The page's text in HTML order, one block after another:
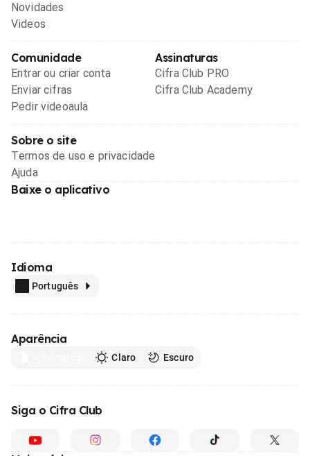
Novidades
Videos
Comunidade
Entrar ou criar conta
Enviar cifras
Pedir videoaula
Assinaturas
Cifra Club PRO
Cifra Club Academy
Sobre o site
Termos de uso e privacidade
Ajuda
Baixe o aplicativo
Idioma
Português
Aparência
Claro Escuro
Siga o Cifra Club